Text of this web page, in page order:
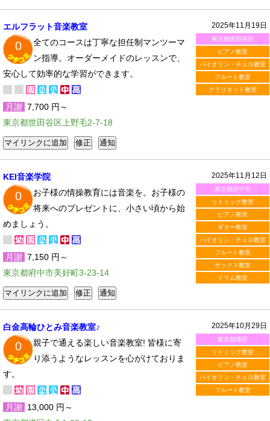
2025年11月19日
東京都世田谷区
ピアノ教室
バイオリン・チェロ教室
フルート教室
クラリネット教室
エルフラット音楽教室
0
全てのコースは丁寧な担任制マンツーマ
ン指導。オーダーメイドのレッスンで、
安心して効率的な学習ができます。
月謝 7,700 円～
東京都世田谷区上野毛2-7-18
2025年11月12日
東京都府中市
リトミック教室
ピアノ教室
ギター教室
バイオリン・チェロ教室
フルート教室
サックス教室
ドラム教室
KEI音楽学院
0
お子様の情操教育には音楽を。お子様の
将来へのプレゼントに、小さい頃から始
めましょう。
月謝 7,150 円～
東京都府中市美好町3-23-14
2025年10月29日
東京都港区
リトミック教室
ピアノ教室
バイオリン・チェロ教室
フルート教室
白金高輪ひとみ音楽教室♪
0
親子で通える楽しい音楽教室! 皆様に寄
り添うようなレッスンを心がけておりま
す。
月謝 13,000 円～